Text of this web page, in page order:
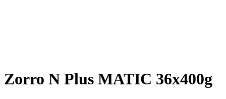
Zorro N Plus MATIC 36x400g